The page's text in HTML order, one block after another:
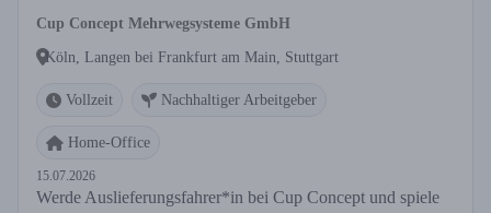
Cup Concept Mehrwegsysteme GmbH
Köln, Langen bei Frankfurt am Main, Stuttgart
Vollzeit Nachhaltiger Arbeitgeber
Home-Office
15.07.2026
Werde Auslieferungsfahrer*in bei Cup Concept und spiele